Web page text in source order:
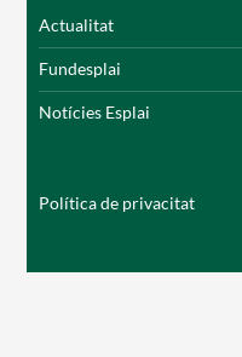
Actualitat
Fundesplai
Notícies Esplai
Política de privacitat